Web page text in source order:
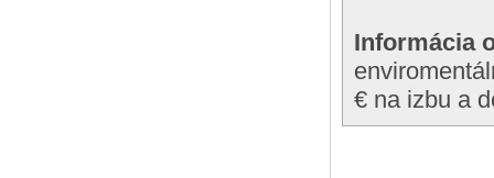
Informácia
€ na izbu a